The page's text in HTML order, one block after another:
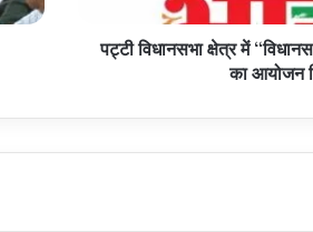
गया।
पट्टी विधानसभा क्षेत्र में
का आयोजन